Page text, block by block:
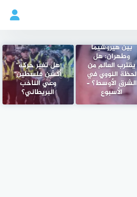
بين هيروشيما
وطهران: هل
يقترب العالم من
لحظة النووي في
الشرق الأوسط؟ –
الأسبوع
هل تغيّر حركة"
أكشن فلسطين"
وعي الناخب
البريطاني؟